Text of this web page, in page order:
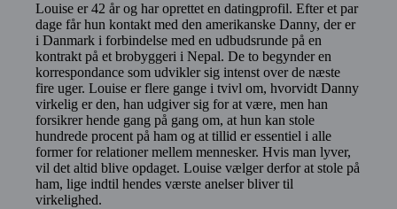
Louise er 42 år og har oprettet en datingprofil. Efter et par
dage får hun kontakt med den amerikanske Danny, der er
i Danmark i forbindelse med en udbudsrunde på en
kontrakt på et brobyggeri i Nepal. De to begynder en
korrespondance som udvikler sig intenst over de næste
fire uger. Louise er flere gange i tvivl om, hvorvidt Danny
virkelig er den, han udgiver sig for at være, men han
forsikrer hende gang på gang om, at hun kan stole
hundrede procent på ham og at tillid er essentiel i alle
former for relationer mellem mennesker. Hvis man lyver,
vil det altid blive opdaget. Louise vælger derfor at stole på
ham, lige indtil hendes værste anelser bliver til
virkelighed.